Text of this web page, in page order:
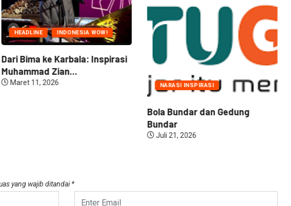
HEADLINE INDONESIA WOW!
Dari Bima ke Karbala: Inspirasi
Muhammad Zian...
Maret 11, 2026 NARASI INSPIRASI
Bola Bundar dan Gedung
Bundar
Juli 21, 2026
yang wajib ditandai*